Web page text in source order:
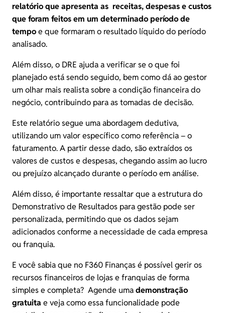
relatório que apresenta as receitas, despesas e custos
que foram feitos em um determinado período de
tempoe que formaram o resultado líquido do período
analisado.
Além disso, o DRE ajuda a verificar se o que foi
planejado está sendo seguido, bem como dá ao gestor
um olhar mais realista sobre a condição financeira do
negócio, contribuindo para as tomadas de decisão.
Este relatório segue uma abordagem dedutiva,
utilizando um valor específico como referência – o
faturamento. A partir desse dado, são extraídos os
valores de custos e despesas, chegando assim ao lucro
ou prejuízo alcançado durante o período em análise.
Além disso, é importante ressaltar que a estrutura do
Demonstrativo de Resultados para gestão pode ser
personalizada, permitindo que os dados sejam
adicionados conforme a necessidade de cada empresa
ou franquia.
E você sabia que no F360 Finanças é possível gerir os
recursos financeiros de lojas e franquias de forma
simples e completa? Agende umademonstração
gratuitae veja como essa funcionalidade pode